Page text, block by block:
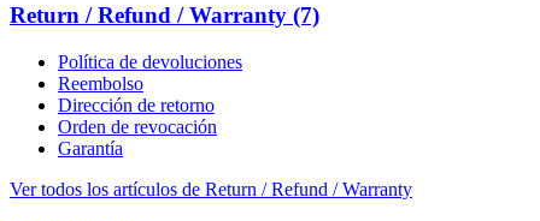
Return / Refund / Warranty (7)
Política de devoluciones
Reembolso
Dirección de retorno
Orden de revocación
Garantía
Ver todos los artículos de Return / Refund / Warranty